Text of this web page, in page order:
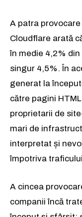
Rămâi
a
Abonează-te la
Am citit și accept
A patra
Cloudflare arată
în medie 4,2%
singur 4,5%. În
generat la
către pagini
proprietarii de
mari de
interpretat și
împotriva
A cincea
companii încă